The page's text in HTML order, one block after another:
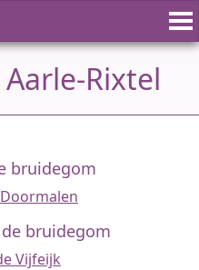
Rixtel
bruidegom
bruidegom
Vijfeijk